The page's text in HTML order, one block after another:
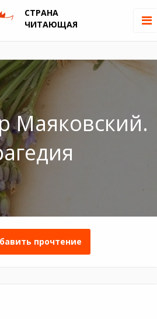
СТРАНА
ЧИТАЮЩАЯ
Маяковский.
прочтение